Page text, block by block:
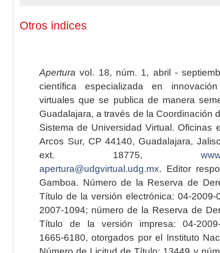
Otros índices
Apertura vol. 18, núm. 1, abril -
científica especializada en
virtuales que se publica de manera
Guadalajara, a través de la Coordinación
Sistema de Universidad Virtual. Oficinas
Arcos Sur, CP 44140, Guadalajara,
ext. 18775,
apertura@udgvirtual.udg.mx. Editor
Gamboa. Número de la Reserva de
Título de la versión electrónica: 04-2009-
2007-1094; número de la Reserva de
Título de la versión impresa: 04-2009-
1665-6180, otorgados por el Instituto